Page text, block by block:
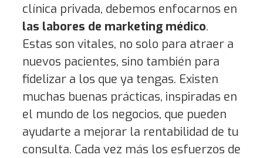
clínica privada, debemos enfocarnos en
las labores de marketing médico.
Estas son vitales, no solo para atraer a
nuevos pacientes, sino también para
fidelizar a los que ya tengas. Existen
muchas buenas prácticas, inspiradas en
el mundo de los negocios, que pueden
ayudarte a mejorar la rentabilidad de tu
consulta. Cada vez más los esfuerzos de